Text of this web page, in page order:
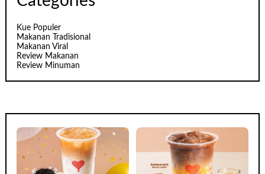
Kue Populer
Makanan Tradisional
Makanan Viral
Review Makanan
Review Minuman